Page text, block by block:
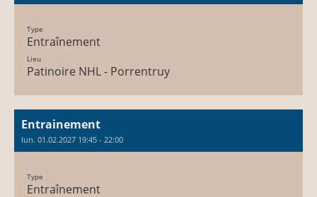
Type
Entraînement
Lieu
Patinoire NHL - Porrentruy
Entrainement
lun. 01.02.2027 19:45 - 22:00
Type
Entraînement